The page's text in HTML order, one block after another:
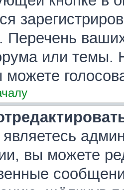
или темы.
вы можете